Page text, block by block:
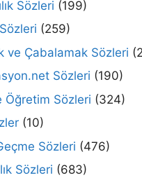
Sözleri (199)
(259)
ve Çabalamak Sözleri
Sözleri (190)
Öğretim Sözleri (324)
(10)
Sözleri (476)
Sözleri (683)